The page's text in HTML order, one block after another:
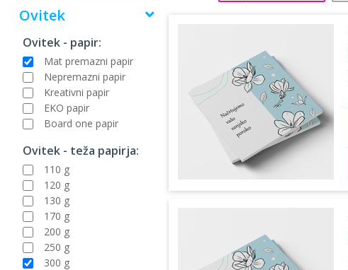
Ovitek
Ovitek - papir:
Mat premazni papir
Nepremazni papir
Kreativni papir
EKO papir
Board one papir
Ovitek - teža papirja:
110 g
120 g
130 g
170 g
200 g
250 g
300 g